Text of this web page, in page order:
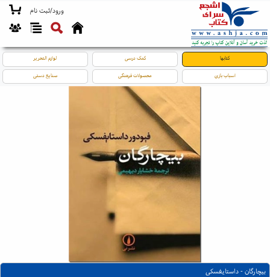
ورود/ثبت نام
کتابها کمک درسی لوازم التحریر
اسباب بازی محصولات فرهنگی صنایع دستی
بیچارگان - داستایفسکی